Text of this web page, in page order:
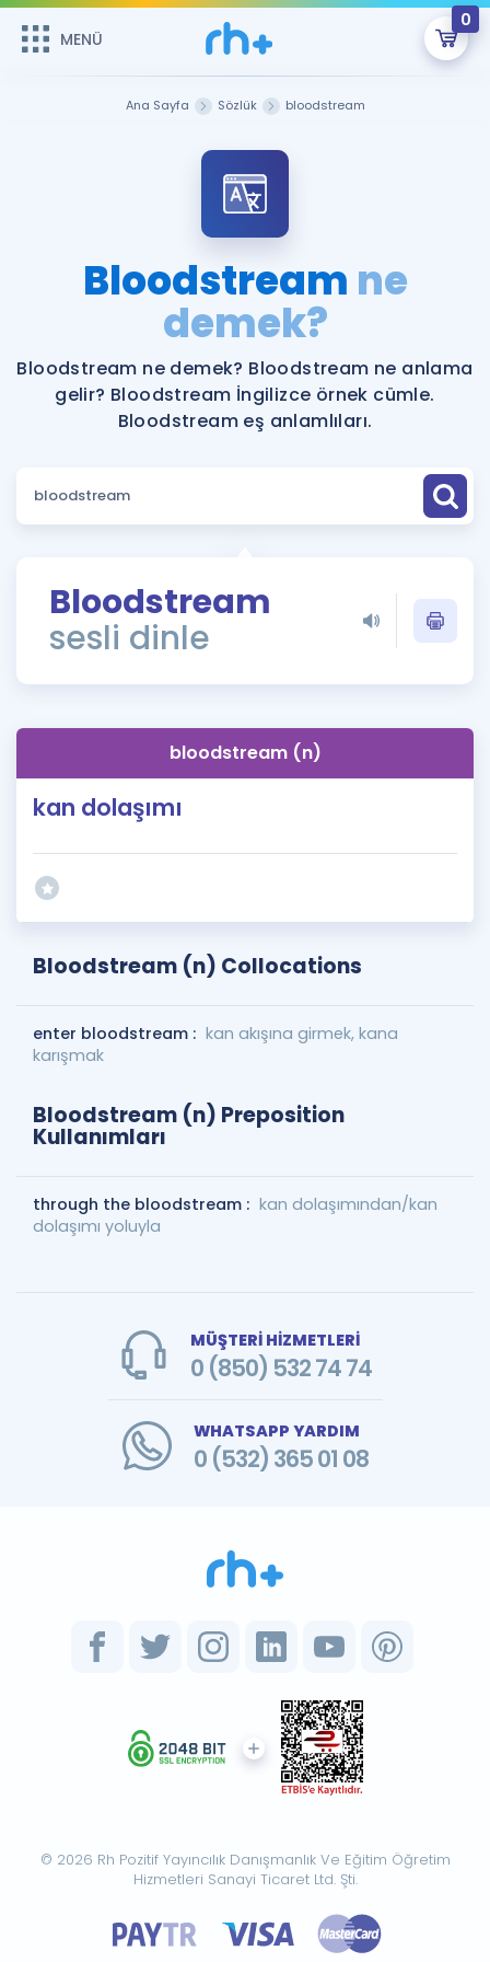
MENÜ
0
Şifremi Hatırlamıyorum
Sepetin Şu An Boş.
Remzi Hoca ile seni sınava hazırlayacak onlarca eğitim seni
bekliyor!
MENÜ
Katılımcı Görüşleri
Faydalı Araçlar
Ücretsiz Kaynaklar
ÖSYM Sınav Takvimi
Kampanyalar
İngilizce Gramer
İngilizce Gramer
Ana Sayfa Sözlük bloodstream
Bloodstream ne
demek?
Bloodstream ne demek? Bloodstream ne anlama
gelir? Bloodstream İngilizce örnek cümle.
Bloodstream eş anlamlıları.
Bloodstream
sesli dinle
bloodstream (n)
kan dolaşımı
Bloodstream (n) Collocations
enter bloodstream : kan akışına girmek, kana
karışmak
Bloodstream (n) Preposition
Kullanımları
through the bloodstream : kan dolaşımından/kan
dolaşımı yoluyla
MÜŞTERİ HİZMETLERİ
0 (850) 532 74 74
WHATSAPP YARDIM
0 (532) 365 01 08
© 2026 Rh Pozitif Yayıncılık Danışmanlık Ve Eğitim Öğretim
Hizmetleri Sanayi Ticaret Ltd. Şti.